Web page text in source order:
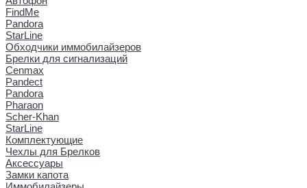
FindMe
Pandora
StarLine
Обходчики иммобилайзеров
Брелки для сигнализаций
Cenmax
Pandect
Pandora
Pharaon
Scher-Khan
StarLine
Комплектующие
Чехлы для Брелков
Аксессуары
Замки капота